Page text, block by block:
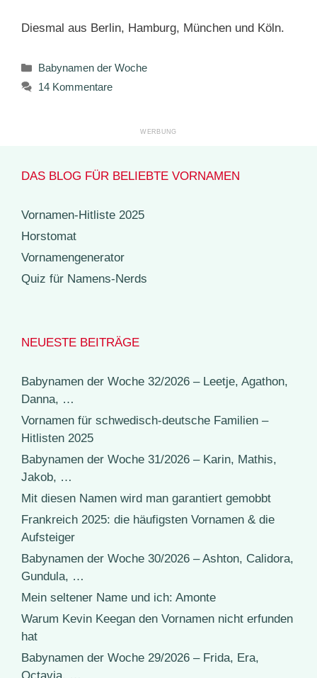
Diesmal aus Berlin, Hamburg, München und Köln.
Kategorien
Babynamen der Woche
14 Kommentare
DAS BLOG FÜR BELIEBTE VORNAMEN
Vornamen-Hitliste 2025
Horstomat
Vornamengenerator
Quiz für Namens-Nerds
NEUESTE BEITRÄGE
Babynamen der Woche 32/2026 – Leetje, Agathon,
Danna, …
Vornamen für schwedisch-deutsche Familien –
Hitlisten 2025
Babynamen der Woche 31/2026 – Karin, Mathis,
Jakob, …
Mit diesen Namen wird man garantiert gemobbt
Frankreich 2025: die häufigsten Vornamen & die
Aufsteiger
Babynamen der Woche 30/2026 – Ashton, Calidora,
Gundula, …
Mein seltener Name und ich: Amonte
Warum Kevin Keegan den Vornamen nicht erfunden
hat
Babynamen der Woche 29/2026 – Frida, Era,